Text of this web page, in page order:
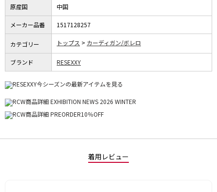
原産国 中国
メーカー品番 1517128257
カテゴリー トップス カーディガン/ボレロ
ブランド RESEXXY
着用レビュー